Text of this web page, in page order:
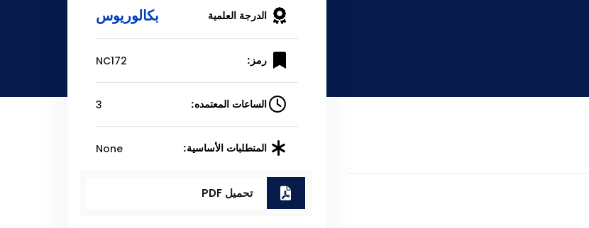
الدرجة العلمية بكالوريوس
رمز: NC172
الساعات المعتمده: 3
المتطلبات الأساسية: None
تحميل PDF